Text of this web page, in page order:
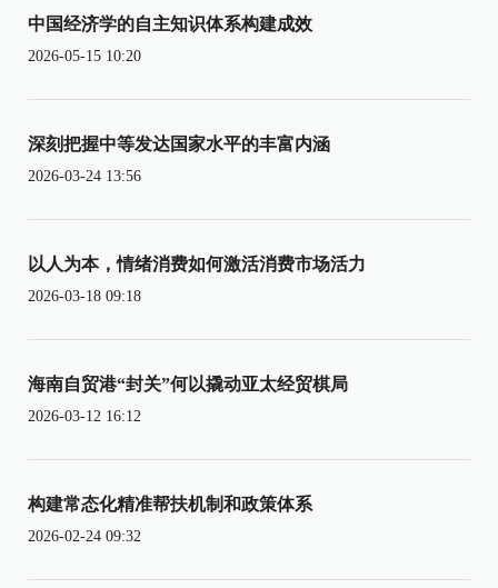
中国经济学的自主知识体系构建成效
2026-05-15 10:20
深刻把握中等发达国家水平的丰富内涵
2026-03-24 13:56
以人为本，情绪消费如何激活消费市场活力
2026-03-18 09:18
海南自贸港“封关”何以撬动亚太经贸棋局
2026-03-12 16:12
构建常态化精准帮扶机制和政策体系
2026-02-24 09:32